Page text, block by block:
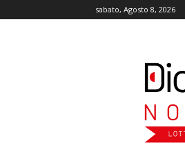
sabato, Agosto 8, 2026